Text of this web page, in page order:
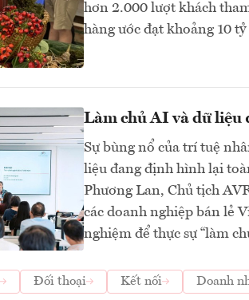
hơn 2.000 lượt khách
hàng ước đạt khoảng 10
Làm chủ AI và dữ liệu
Sự bùng nổ của trí tuệ
liệu đang định hình lại
Phương Lan, Chủ tịch
các doanh nghiệp bán lẻ
nghiệm để thực sự “làm
Đối thoại Kết nối Doanh